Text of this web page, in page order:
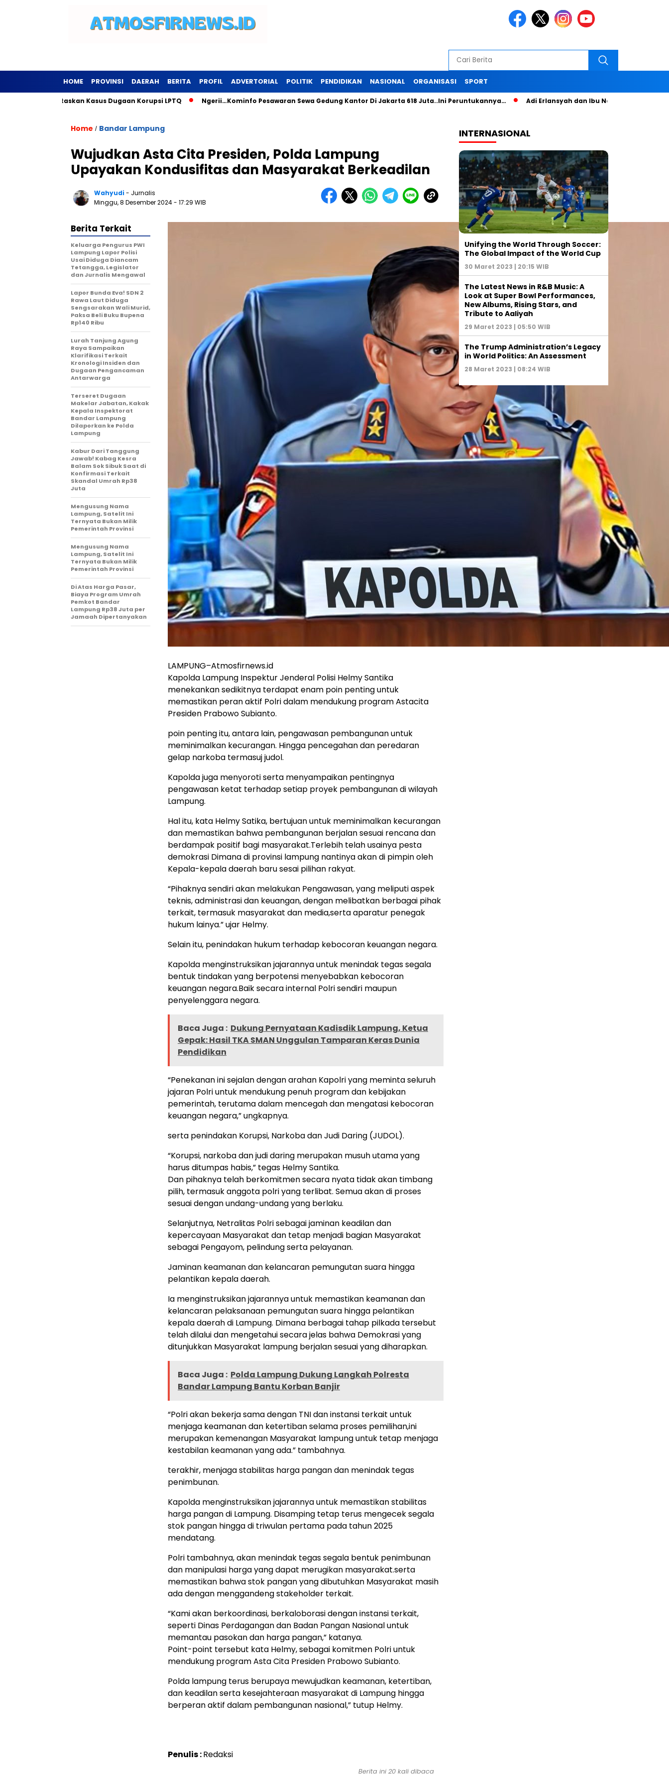
HOME PROVINSI DAERAH BERITA PROFIL ADVERTORIAL POLITIK PENDIDIKAN NASIONAL ORGANISASI SPORT
Tuntaskan Kasus Dugaan Korupsi LPTQ Ngerii…Kominfo Pesawaran Sewa Gedung Kantor Di Jakarta 618 Juta..Ini Peruntukannya… Adi Erlansyah dan Ibu Nana Senam Sehat dan
Home / Bandar Lampung
Wujudkan Asta Cita Presiden, Polda Lampung
Upayakan Kondusifitas dan Masyarakat Berkeadilan
Wahyudi- Jurnalis
Minggu, 8 Desember 2024- 17:29 WIB
LAMPUNG–Atmosfirnews.id
Kapolda Lampung Inspektur Jenderal Polisi Helmy Santika
menekankan sedikitnya terdapat enam poin penting untuk
memastikan peran aktif Polri dalam mendukung program Astacita
Presiden Prabowo Subianto.
poin penting itu, antara lain, pengawasan pembangunan untuk
meminimalkan kecurangan. Hingga pencegahan dan peredaran
gelap narkoba termasuj judol.
Kapolda juga menyoroti serta menyampaikan pentingnya
pengawasan ketat terhadap setiap proyek pembangunan di wilayah
Lampung.
Hal itu, kata Helmy Satika, bertujuan untuk meminimalkan kecurangan
dan memastikan bahwa pembangunan berjalan sesuai rencana dan
berdampak positif bagi masyarakat.Terlebih telah usainya pesta
demokrasi Dimana di provinsi lampung nantinya akan di pimpin oleh
Kepala-kepala daerah baru sesai pilihan rakyat.
“Pihaknya sendiri akan melakukan Pengawasan, yang meliputi aspek
teknis, administrasi dan keuangan, dengan melibatkan berbagai pihak
terkait, termasuk masyarakat dan media,serta aparatur penegak
hukum lainya.” ujar Helmy.
Selain itu, penindakan hukum terhadap kebocoran keuangan negara.
Kapolda menginstruksikan jajarannya untuk menindak tegas segala
bentuk tindakan yang berpotensi menyebabkan kebocoran
keuangan negara.Baik secara internal Polri sendiri maupun
penyelenggara negara.
Baca Juga : Dukung Pernyataan Kadisdik Lampung, Ketua
Gepak: Hasil TKA SMAN Unggulan Tamparan Keras Dunia
Pendidikan
“Penekanan ini sejalan dengan arahan Kapolri yang meminta seluruh
jajaran Polri untuk mendukung penuh program dan kebijakan
pemerintah, terutama dalam mencegah dan mengatasi kebocoran
keuangan negara,” ungkapnya.
serta penindakan Korupsi, Narkoba dan Judi Daring (JUDOL).
“Korupsi, narkoba dan judi daring merupakan musuh utama yang
harus ditumpas habis,” tegas Helmy Santika.
Dan pihaknya telah berkomitmen secara nyata tidak akan timbang
pilih, termasuk anggota polri yang terlibat. Semua akan di proses
sesuai dengan undang-undang yang berlaku.
Selanjutnya, Netralitas Polri sebagai jaminan keadilan dan
kepercayaan Masyarakat dan tetap menjadi bagian Masyarakat
sebagai Pengayom, pelindung serta pelayanan.
Jaminan keamanan dan kelancaran pemungutan suara hingga
pelantikan kepala daerah.
Ia menginstruksikan jajarannya untuk memastikan keamanan dan
kelancaran pelaksanaan pemungutan suara hingga pelantikan
kepala daerah di Lampung. Dimana berbagai tahap pilkada tersebut
telah dilalui dan mengetahui secara jelas bahwa Demokrasi yang
ditunjukkan Masyarakat lampung berjalan sesuai yang diharapkan.
Baca Juga : Polda Lampung Dukung Langkah Polresta
Bandar Lampung Bantu Korban Banjir
“Polri akan bekerja sama dengan TNI dan instansi terkait untuk
menjaga keamanan dan ketertiban selama proses pemilihan,ini
merupakan kemenangan Masyarakat lampung untuk tetap menjaga
kestabilan keamanan yang ada.” tambahnya.
terakhir, menjaga stabilitas harga pangan dan menindak tegas
penimbunan.
Kapolda menginstruksikan jajarannya untuk memastikan stabilitas
harga pangan di Lampung. Disamping tetap terus mengecek segala
stok pangan hingga di triwulan pertama pada tahun 2025
mendatang.
Polri tambahnya, akan menindak tegas segala bentuk penimbunan
dan manipulasi harga yang dapat merugikan masyarakat.serta
memastikan bahwa stok pangan yang dibutuhkan Masyarakat masih
ada dengan menggandeng stakeholder terkait.
“Kami akan berkoordinasi, berkaloborasi dengan instansi terkait,
seperti Dinas Perdagangan dan Badan Pangan Nasional untuk
memantau pasokan dan harga pangan,” katanya.
Point-point tersebut kata Helmy, sebagai komitmen Polri untuk
mendukung program Asta Cita Presiden Prabowo Subianto.
Polda lampung terus berupaya mewujudkan keamanan, ketertiban,
dan keadilan serta kesejahteraan masyarakat di Lampung hingga
berperan aktif dalam pembangunan nasional,” tutup Helmy.
Penulis :Redaksi
Berita Terkait
Keluarga Pengurus PWI
Lampung Lapor Polisi
Usai Diduga Diancam
Tetangga, Legislator
dan Jurnalis Mengawal
Lapor Bunda Eva! SDN 2
Rawa Laut Diduga
Sengsarakan Wali Murid,
Paksa Beli Buku Bupena
Rp140 Ribu
Lurah Tanjung Agung
Raya Sampaikan
Klarifikasi Terkait
Kronologi Insiden dan
Dugaan Pengancaman
Antarwarga
Terseret Dugaan
Makelar Jabatan, Kakak
Kepala Inspektorat
Bandar Lampung
Dilaporkan ke Polda
Lampung
Kabur Dari Tanggung
Jawab! Kabag Kesra
Balam Sok Sibuk Saat di
Konfirmasi Terkait
Skandal Umrah Rp38
Juta
Mengusung Nama
Lampung, Satelit Ini
Ternyata Bukan Milik
Pemerintah Provinsi
Mengusung Nama
Lampung, Satelit Ini
Ternyata Bukan Milik
Pemerintah Provinsi
Di Atas Harga Pasar,
Biaya Program Umrah
Pemkot Bandar
Lampung Rp38 Juta per
Jamaah Dipertanyakan
Berita ini 20 kali dibaca
INTERNASIONAL
Unifying the World Through Soccer:
The Global Impact of the World Cup
30 Maret 2023 | 20:15 WIB
The Latest News in R&B Music: A
Look at Super Bowl Performances,
New Albums, Rising Stars, and
Tribute to Aaliyah
29 Maret 2023 | 05:50 WIB
The Trump Administration’s Legacy
in World Politics: An Assessment
28 Maret 2023 | 08:24 WIB